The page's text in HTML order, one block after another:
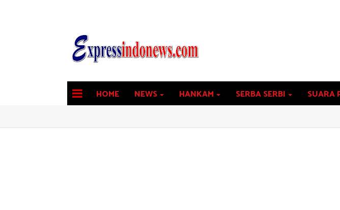
HOME NEWS HANKAM SERBA SERBI SUARA